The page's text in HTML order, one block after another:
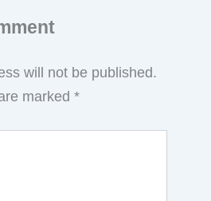
will not be published.
marked *